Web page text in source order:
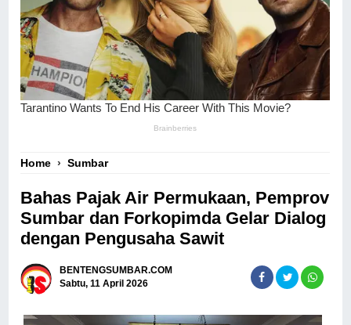
Home ›Sumbar
Bahas Pajak Air Permukaan, Pemprov
Sumbar dan Forkopimda Gelar Dialog
dengan Pengusaha Sawit
BENTENGSUMBAR.COM
Sabtu, 11 April 2026